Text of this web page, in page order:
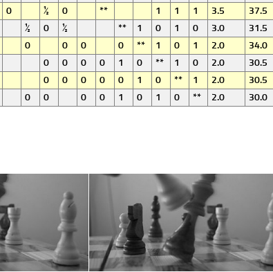
0 ½ 0 ** 1 1 1 3.5
37.5
½ 0 ½ ** 1 0 1 0 3.0
31.5
0 0 0 0 ** 1 0 1 2.0
34.0
0 0 0 0 1 0 ** 1 0 2.0
30.5
0 0 0 0 0 1 0 ** 1 2.0
30.5
0 0 0 0 1 0 1 0 ** 2.0 30.0